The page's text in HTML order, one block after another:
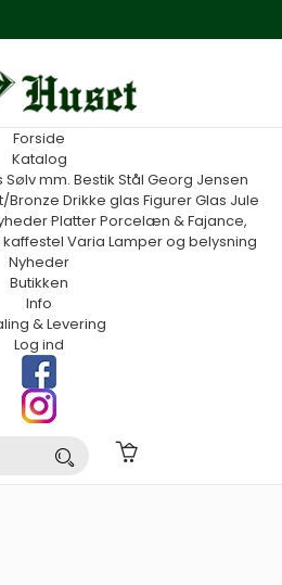
Forside
Katalog
Sølv mm. Bestik Stål Georg Jensen
Bronze Drikke glas FigurerGlas Jule
PlatterPorcelæn & Fajance,
Varia Lamper og belysning
Nyheder
Butikken
Info
& Levering
Log ind